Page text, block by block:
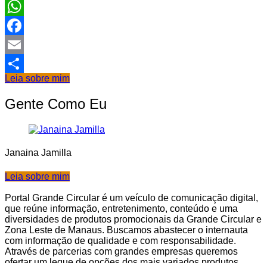
WhatsApp
Facebook
Email
Share
Leia sobre mim
Gente Como Eu
Janaina Jamilla
Leia sobre mim
Portal Grande Circular é um veículo de comunicação digital,
que reúne informação, entretenimento, conteúdo e uma
diversidades de produtos promocionais da Grande Circular e
Zona Leste de Manaus. Buscamos abastecer o internauta
com informação de qualidade e com responsabilidade.
Através de parcerias com grandes empresas queremos